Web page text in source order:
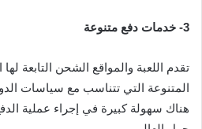
3- خدمات دفع متنوعة
تقدم اللعبة والمواقع الشحن التابعة
المتنوعة التي تتناسب مع سياسات
هناك سهولة كبيرة في إجراء عملية